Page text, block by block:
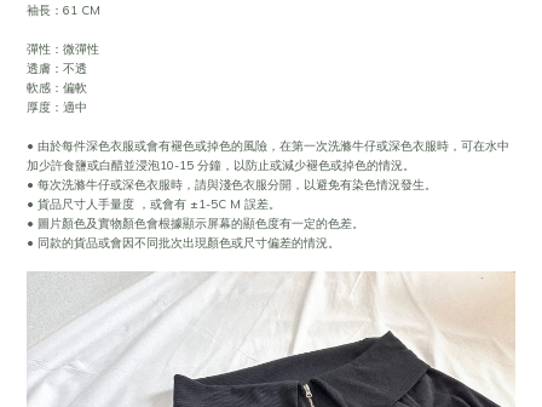
袖長：61 CM
彈性：微彈性
透膚：不透
軟感：偏軟
厚度：適中
• 由於每件深色衣服或會有褪色或掉色的風險，在第一次洗滌牛仔或深色衣服時，可在水中
加少許食鹽或白醋並浸泡10-15 分鐘，以防止或減少褪色或掉色的情況。
• 每次洗滌牛仔或深色衣服時，請與淺色衣服分開，以避免有染色情況發生。
• 貨品尺寸人手量度 ，或會有 ±1-5C M 誤差。
• 圖片顏色及實物顏色會根據顯示屏幕的顯色度有一定的色差。
• 同款的貨品或會因不同批次出現顏色或尺寸偏差的情況。